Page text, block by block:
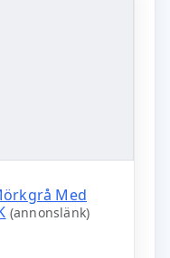
Med
(annonslänk)